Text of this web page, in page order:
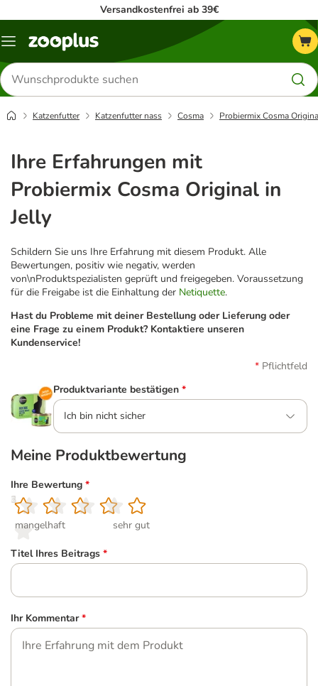
Versandkostenfrei ab 39€
Menü
Produkte
suchen
Katzenfutter Katzenfutter nass Cosma Probiermix Cosma
Ihre Erfahrungen mit
Probiermix Cosma Original in
Jelly
Schildern Sie uns Ihre Erfahrung mit diesem Produkt. Alle
Bewertungen, positiv wie negativ, werden
von\nProduktspezialisten geprüft und freigegeben. Voraussetzung
für die Freigabe ist die Einhaltung der Netiquette.
Hast du Probleme mit deiner Bestellung oder Lieferung oder
eine Frage zu einem Produkt? Kontaktiere unseren
Kundenservice!
Pflichtfeld
Produktvariante bestätigen *
Ich bin nicht sicher
Meine Produktbewertung
Ihre Bewertung *
1
mangelhaft
2
3
4
5
sehr gut
Titel Ihres Beitrags *
Ihr Kommentar *